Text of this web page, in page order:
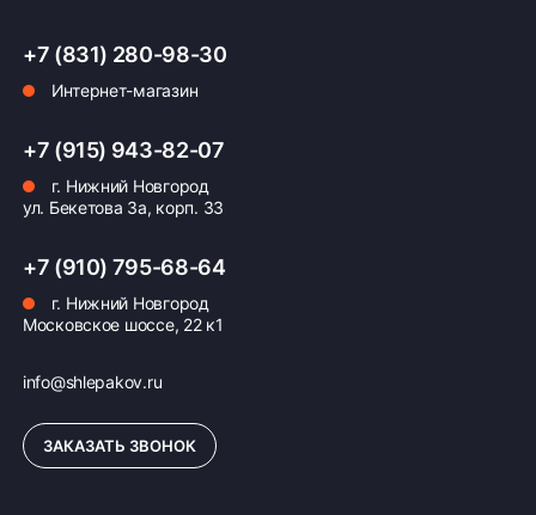
Оплата заказа
Возможна картой, наличными при получении,
формирование счёта для Юр.Лица
+7 (831) 280-98-30
Интернет-магазин
+7 (915) 943-82-07
г. Нижний Новгород
ул. Бекетова 3а, корп. 33
+7 (910) 795-68-64
г. Нижний Новгород
Московское шоссе, 22 к1
info@shlepakov.ru
ЗАКАЗАТЬ ЗВОНОК